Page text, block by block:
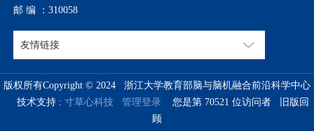
邮 编 ：310058
版权所有Copyright © 2024 浙江大学教育部脑与脑机融合前沿科学中心
技术支持 : 寸草心科技 管理登录 您是第 70521 位访问者
旧版回
顾